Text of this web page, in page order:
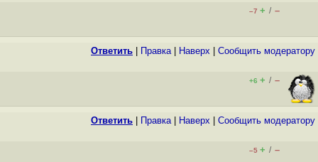
–7 + / –
Ответить Правка| Наверх Cообщить модератору
+6 + / –
Ответить Правка| Наверх Cообщить модератору
–5 + / –